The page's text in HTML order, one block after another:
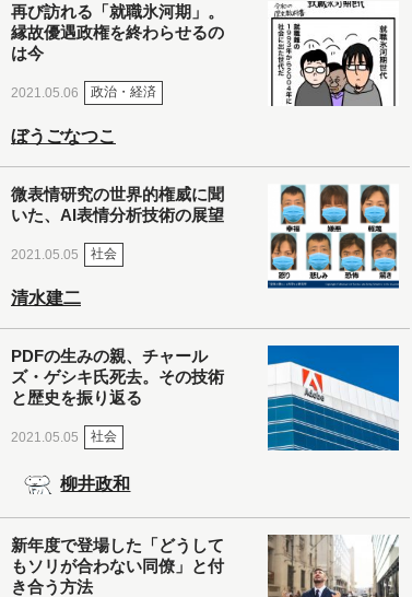
再び訪れる「就職氷河期」。
縁故優遇政権を終わらせるの
は今
2021.05.06 政治・経済
ぼうごなつこ
微表情研究の世界的権威に聞
いた、AI表情分析技術の展望
2021.05.05 社会
清水建二
PDFの生みの親、チャール
ズ・ゲシキ氏死去。その技術
と歴史を振り返る
2021.05.05 社会
柳井政和
新年度で登場した「どうして
もソリが合わない同僚」と付
き合う方法